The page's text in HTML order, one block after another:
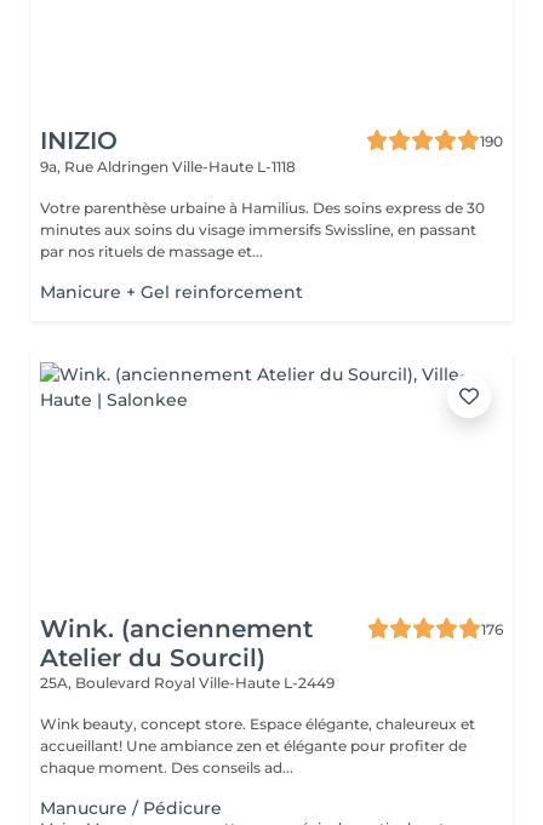
INIZIO
190
9a, Rue Aldringen Ville-Haute L-1118
Votre parenthèse urbaine à Hamilius. Des soins express de 30
minutes aux soins du visage immersifs Swissline, en passant
par nos rituels de massage et...
Manicure + Gel reinforcement
Wink. (anciennement
Atelier du Sourcil)
176
25A, Boulevard Royal Ville-Haute L-2449
Wink beauty, concept store. Espace élégante, chaleureux et
accueillant! Une ambiance zen et élégante pour profiter de
chaque moment. Des conseils ad...
Manucure / Pédicure